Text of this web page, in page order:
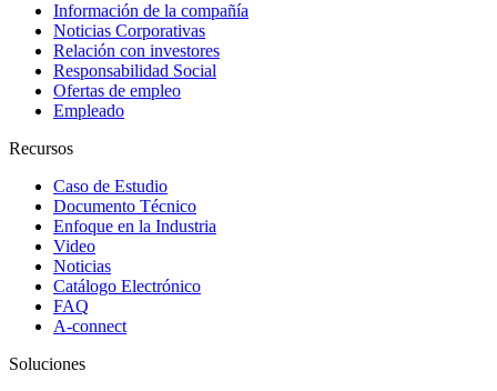
Información de la compañía
Noticias Corporativas
Relación con investores
Responsabilidad Social
Ofertas de empleo
Empleado
Recursos
Caso de Estudio
Documento Técnico
Enfoque en la Industria
Video
Noticias
Catálogo Electrónico
FAQ
A-connect
Soluciones